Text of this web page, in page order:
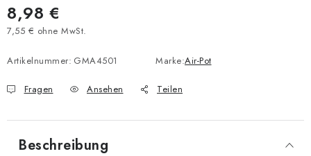
8,98 €
7,55 € ohne MwSt.
Artikelnummer: GMA4501 Marke:Air-Pot
Fragen Ansehen Teilen
Beschreibung